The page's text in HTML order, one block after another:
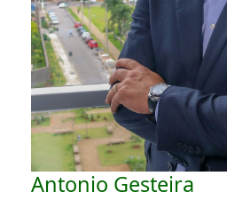
Antonio Gesteira